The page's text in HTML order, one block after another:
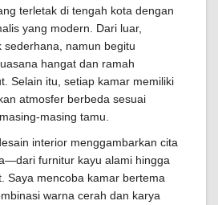
terletak di tengah kota dengan
yang modern. Dari luar,
sederhana, namun begitu
hangat dan ramah
Selain itu, setiap kamar memiliki
atmosfer berbeda sesuai
masing tamu.
interior menggambarkan cita
furnitur kayu alami hingga
Saya mencoba kamar bertema
warna cerah dan karya